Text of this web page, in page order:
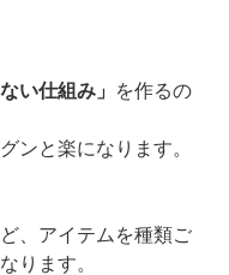
い仕組み」
を作るの
ンと楽になります。
、アイテムを種類ご
ります。